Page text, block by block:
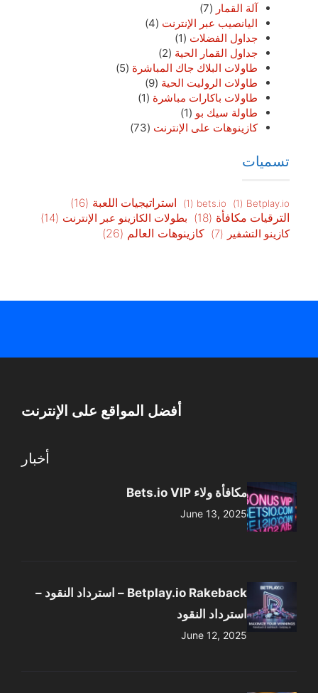
آلة القمار (7)
اليانصيب عبر الإنترنت (4)
جداول الفضلات (1)
جداول القمار الحية (2)
طاولات البلاك جاك المباشرة (5)
طاولات الروليت الحية (9)
طاولات باكارات مباشرة (1)
طاولة سيك بو (1)
كازينوهات على الإنترنت (73)
تسميات
Betplay.io
(1)
bets.io
(1) استراتيجيات اللعبة (16)
الترقيات مكافأة (18) بطولات الكازينو عبر الإنترنت (14)
كازينو التشفير (7) كازينوهات العالم (26)
أفضل المواقع على الإنترنت
أخبار
مكافأة ولاء Bets.io VIP
June 13, 2025
Betplay.io Rakeback – استرداد النقود –
استرداد النقود
June 12, 2025